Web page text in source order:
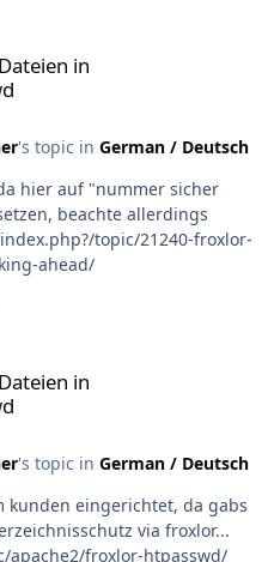
in
's topic in German / Deutsch
hier auf "nummer sicher
beachte allerdings
topic/21240-froxlor-
ahead/
in
's topic in German / Deutsch
kunden eingerichtet, da gabs
via froxlor...
apache2/froxlor-htpasswd/